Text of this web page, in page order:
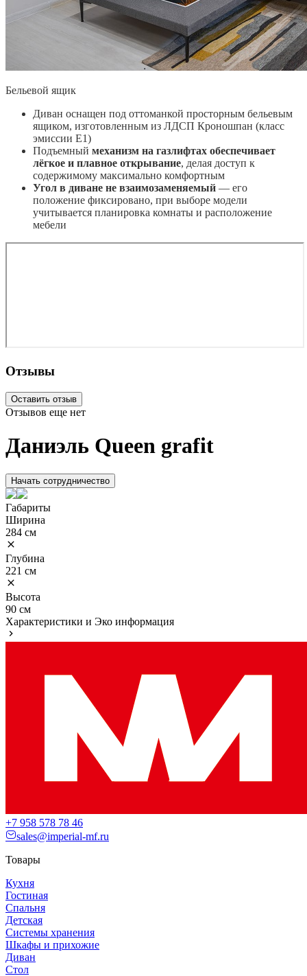
Бельевой ящик
Диван оснащен под оттоманкой просторным бельевым
ящиком, изготовленным из ЛДСП Кроношпан (класс
эмиссии Е1)
Подъемный механизм на газлифтах обеспечивает
лёгкое и плавное открывание, делая доступ к
содержимому максимально комфортным
Угол в диване не взаимозаменяемый — его
положение фиксировано, при выборе модели
учитывается планировка комнаты и расположение
мебели
Отзывы
Оставить отзыв
Отзывов еще нет
Даниэль Queen grafit
Начать сотрудничество
Габариты
Ширина
284 см
Глубина
221 см
Высота
90 см
Характеристики и Эко информация
+7 958 578 78 46
sales@imperial-mf.ru
Товары
Кухня
Гостиная
Спальня
Детская
Системы хранения
Шкафы и прихожие
Диван
Стол